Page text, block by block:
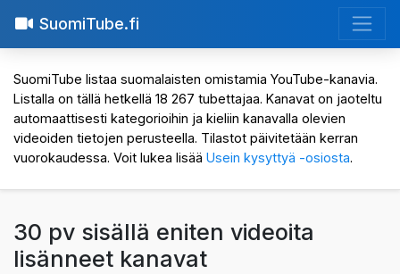
SuomiTube.fi
SuomiTube listaa suomalaisten omistamia YouTube-kanavia.
Listalla on tällä hetkellä 18 267 tubettajaa. Kanavat on jaoteltu
automaattisesti kategorioihin ja kieliin kanavalla olevien
videoiden tietojen perusteella. Tilastot päivitetään kerran
vuorokaudessa. Voit lukea lisää Usein kysyttyä -osiosta.
30 pv sisällä eniten videoita
lisänneet kanavat